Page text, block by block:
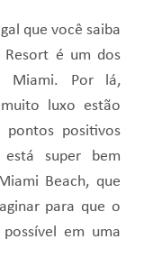
que você saiba
Resort é um dos
Miami. Por lá,
luxo estão
positivos
super bem
Beach, que
para que o
em uma